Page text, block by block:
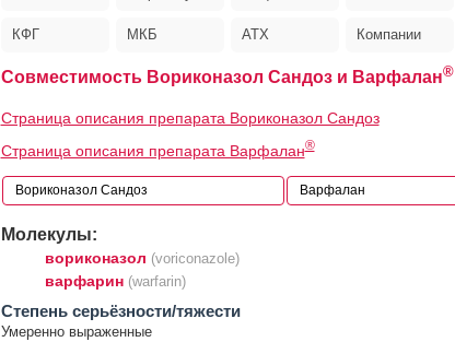
КФГ МКБ АТХ Компании
Совместимость Вориконазол Сандоз и Варфалан®
Страница описания препарата Вориконазол Сандоз
Страница описания препарата Варфалан®
Молекулы:
вориконазол (voriconazole)
варфарин (warfarin)
Cтепень серьёзности/тяжести
Умеренно выраженные